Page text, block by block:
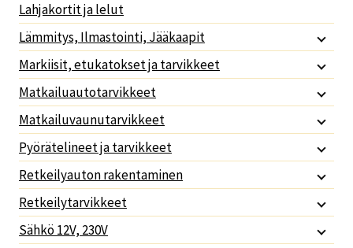
Lahjakortit ja lelut
Lämmitys, Ilmastointi, Jääkaapit
Markiisit, etukatokset ja tarvikkeet
Matkailuautotarvikkeet
Matkailuvaunutarvikkeet
Pyörätelineet ja tarvikkeet
Retkeilyauton rakentaminen
Retkeilytarvikkeet
Sähkö 12V, 230V